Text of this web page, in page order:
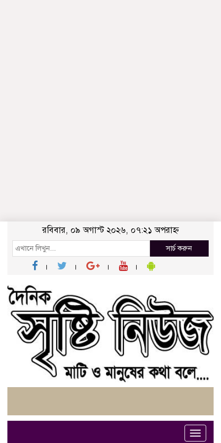
রবিবার, ০৯ অগাস্ট ২০২৬, ০৭:২১ অপরাহ্ন
সার্চ করুন
Toggle